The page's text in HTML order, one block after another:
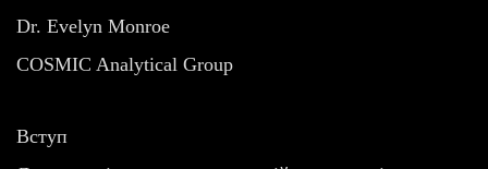
Dr. Evelyn Monroe
COSMIC Analytical Group
Вступ